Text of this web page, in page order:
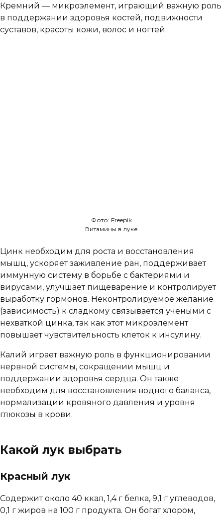
Кремний — микроэлемент, играющий важную роль
в поддержании здоровья костей, подвижности
суставов, красоты кожи, волос и ногтей.
Фото: Freepik
Витамины в луке
Цинк необходим для роста и восстановления
мышц, ускоряет заживление ран, поддерживает
иммунную систему в борьбе с бактериями и
вирусами, улучшает пищеварение и контролирует
выработку гормонов. Неконтролируемое желание
(зависимость) к сладкому связывается учеными с
нехваткой цинка, так как этот микроэлемент
повышает чувствительность клеток к инсулину.
Калий играет важную роль в функционировании
нервной системы, сокращении мышц и
поддержании здоровья сердца. Он также
необходим для восстановления водного баланса,
нормализации кровяного давления и уровня
глюкозы в крови.
Какой лук выбрать
Красный лук
Содержит около 40 ккал, 1,4 г белка, 9,1 г углеводов,
0,1 г жиров на 100 г продукта. Он богат хлором,